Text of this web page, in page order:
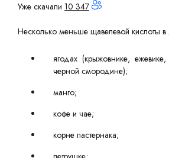
Уже скачали 10 347
Несколько меньше щавелевой кислоты в
ягодах (крыжовнике,
черной смородине);
манго;
кофе и чае;
корне пастернака;